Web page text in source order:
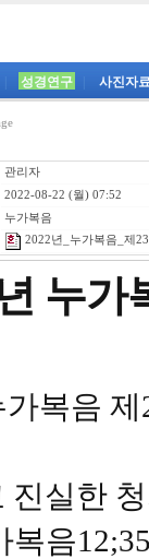
성경연구 사진자
관리자
2022-08-22 (월) 07:52
누가복음
2022년_누가복음_제
누가
진실한
복음